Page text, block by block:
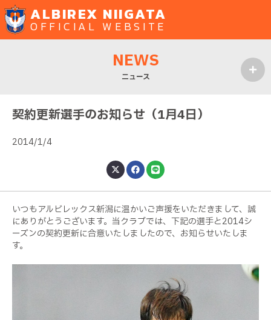
ALBIREX NIIGATA
OFFICIAL WEBSITE
NEWS
ニュース
契約更新選手のお知らせ（1月4日）
2014/1/4
いつもアルビレックス新潟に温かいご声援をいただきまして、誠
にありがとうございます。当クラブでは、下記の選手と2014シ
ーズンの契約更新に合意いたしましたので、お知らせいたしま
す。